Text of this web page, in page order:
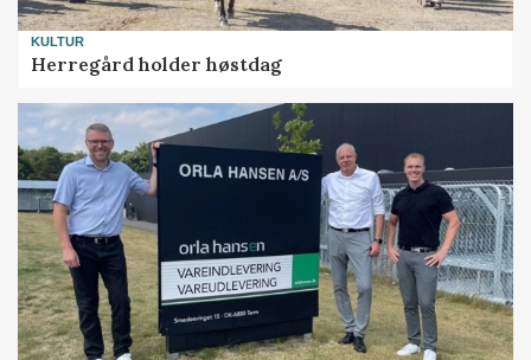
KULTUR
Herregård holder høstdag